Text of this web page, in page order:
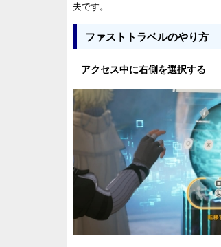
夫です。
ファストトラベルのやり方
アクセス中に右側を選択する